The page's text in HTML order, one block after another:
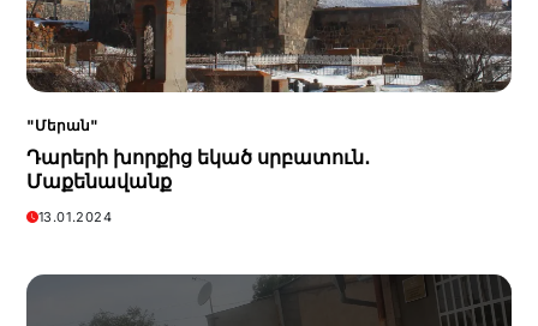
"Մերան"
Դարերի խորքից եկած սրբատուն․
Մաքենավանք
13.01.2024